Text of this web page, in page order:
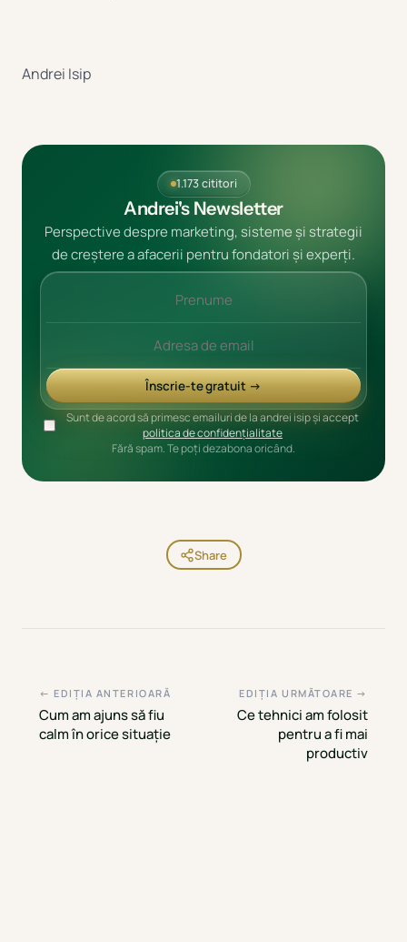
Andrei Isip
1.173 cititori
Andrei's Newsletter
Perspective despre marketing, sisteme și strategii
de creștere a afacerii pentru fondatori și experți.
Înscrie-te gratuit →
Sunt de acord să primesc emailuri de la andrei isip și accept
politica de confidențialitate
Fără spam. Te poți dezabona oricând.
Share
← EDIȚIA ANTERIOARĂ
Cum am ajuns să fiu
calm în orice situație
EDIȚIA URMĂTOARE →
Ce tehnici am folosit
pentru a fi mai
productiv